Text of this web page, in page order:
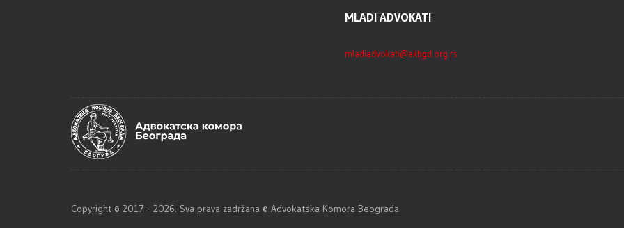
MLADI ADVOKATI
mladiadvokati@akbgd.org.rs
Copyright © 2017 - 2026. Sva prava zadržana © Advokatska Komora Beograda